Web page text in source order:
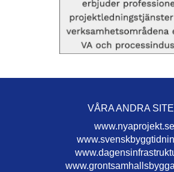
VÅRA ANDRA
www.nyaprojekt.se